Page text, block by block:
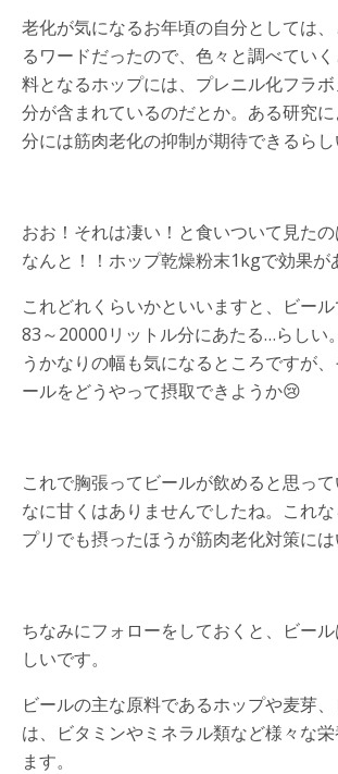
老化が気になるお年頃の自分としては
るワードだったので、色々と調べてい
料となるホップには、プレニル化フラ
分が含まれているのだとか。ある研究
分には筋肉老化の抑制が期待できるらし
おお！それは凄い！と食いついて見たの
なんと！！ホップ乾燥粉末1kgで効果が
これどれくらいかといいますと、ビー
83～20000リットル分にあたる…らしい
うかなりの幅も気になるところですが
ールをどうやって摂取できようか😢
これで胸張ってビールが飲めると思っ
なに甘くはありませんでしたね。これ
プリでも摂ったほうが筋肉老化対策には
ちなみにフォローをしておくと、ビー
しいです。
ビールの主な原料であるホップや麦芽
は、ビタミンやミネラル類など様々な
ます。